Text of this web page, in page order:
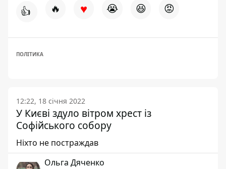
👍 🔥 ♥ 😭 😆 😡
ПОЛІТИКА
12:22, 18 січня 2022
У Києві здуло вітром хрест із
Софійського собору
Ніхто не постраждав
Ольга Дяченко